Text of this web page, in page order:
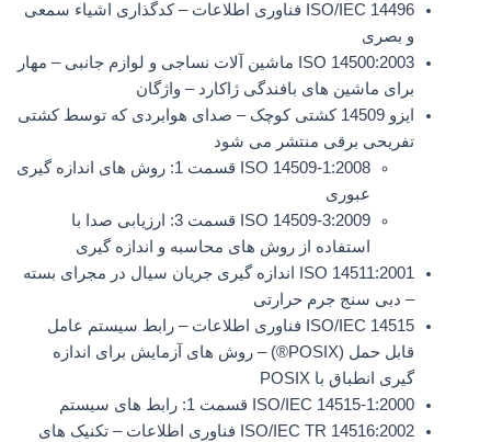
ISO/IEC 14496 فناوری اطلاعات – کدگذاری اشیاء سمعی
و بصری
ISO 14500:2003 ماشین آلات نساجی و لوازم جانبی – مهار
برای ماشین های بافندگی ژاکارد – واژگان
ایزو 14509 کشتی کوچک – صدای هوابردی که توسط کشتی
تفریحی برقی منتشر می شود
ISO 14509-1:2008 قسمت 1: روش های اندازه گیری
عبوری
ISO 14509-3:2009 قسمت 3: ارزیابی صدا با
استفاده از روش های محاسبه و اندازه گیری
ISO 14511:2001 اندازه گیری جریان سیال در مجرای بسته
– دبی سنج جرم حرارتی
ISO/IEC 14515 فناوری اطلاعات – رابط سیستم عامل
قابل حمل (POSIX®) – روش های آزمایش برای اندازه
گیری انطباق با POSIX
ISO/IEC 14515-1:2000 قسمت 1: رابط های سیستم
ISO/IEC TR 14516:2002 فناوری اطلاعات – تکنیک های